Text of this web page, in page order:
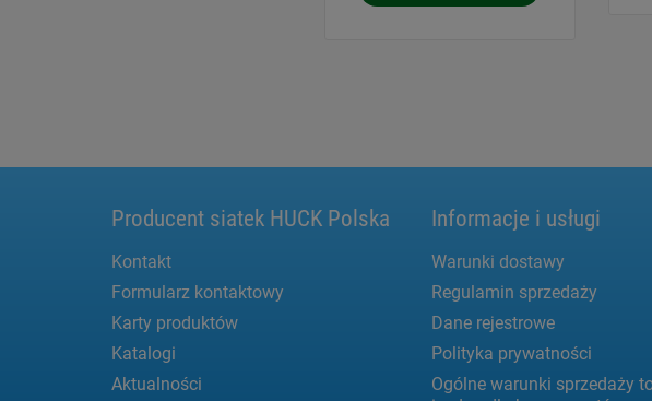
Producent siatek HUCK Polska
Kontakt
Formularz kontaktowy
Karty produktów
Katalogi
Aktualności
Informacje i usługi
Warunki dostawy
Regulamin sprzedaży
Dane rejestrowe
Polityka prywatności
Ogólne warunki sprzedaży